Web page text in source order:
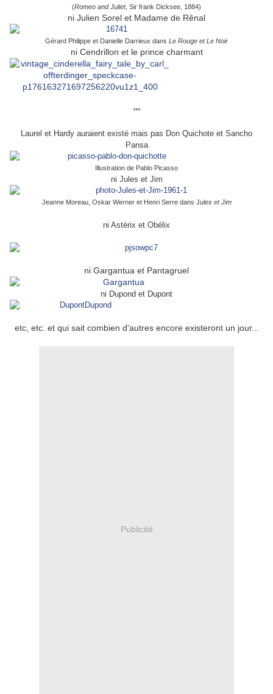
(Romeo and Juliet, Sir frank Dicksee, 1884)
ni Julien Sorel et Madame de Rênal
Gérard Philippe et Danielle Darrieux dans Le Rouge et Le Noir
ni Cendrillon et le prince charmant
***
Laurel et Hardy auraient existé mais pas Don Quichote et Sancho
Pansa
Illustration de Pablo Picasso
ni Jules et Jim
Jeanne Moreau, Oskar Werner et Henri Serre dans Jules et Jim
ni Astérix et Obélix
ni Gargantua et Pantagruel
ni Dupond et Dupont
etc, etc. et qui sait combien d'autres encore existeront un jour...
Publicité